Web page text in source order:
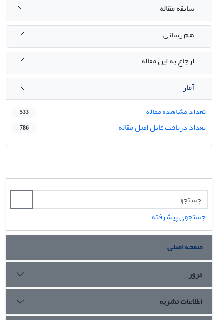
سابقه مقاله
هم رسانی
ارجاع به این مقاله
آمار
تعداد مشاهده مقاله
533
تعداد دریافت فایل اصل مقاله 786
جستجوی پیشرفته
صفحه اصلی
مرور
اطلاعات نشریه